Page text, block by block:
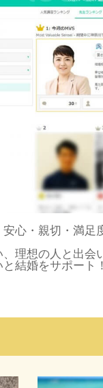
心・親切・満足
理想の人と出
結婚をサポート